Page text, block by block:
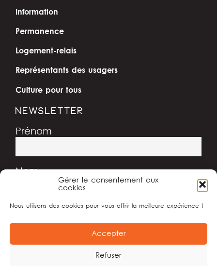
Gérer le consentement aux
cookies
Nous utilisons des cookies pour vous offrir la meilleure expérience !
Accepter
Refuser
Information
Permanence
Logement-relais
Représentants des usagers
Culture pour tous
NEWSLETTER
Prénom
Nom
Adresse e-mail